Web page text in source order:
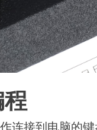
连接到电脑的